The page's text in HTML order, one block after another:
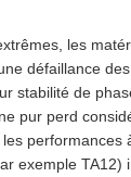
les
défaillance
stabilité de
pur perd
exemple